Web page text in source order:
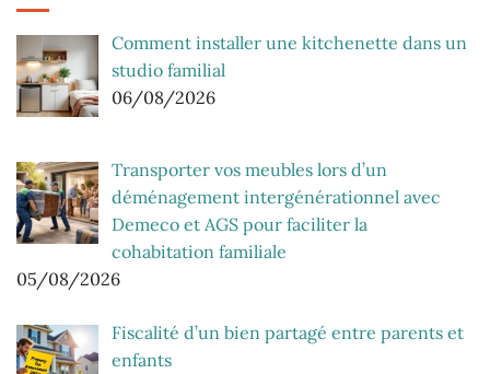
Comment installer une kitchenette dans un
studio familial
06/08/2026
Transporter vos meubles lors d’un
déménagement intergénérationnel avec
Demeco et AGS pour faciliter la
cohabitation familiale
05/08/2026
Fiscalité d’un bien partagé entre parents et
enfants